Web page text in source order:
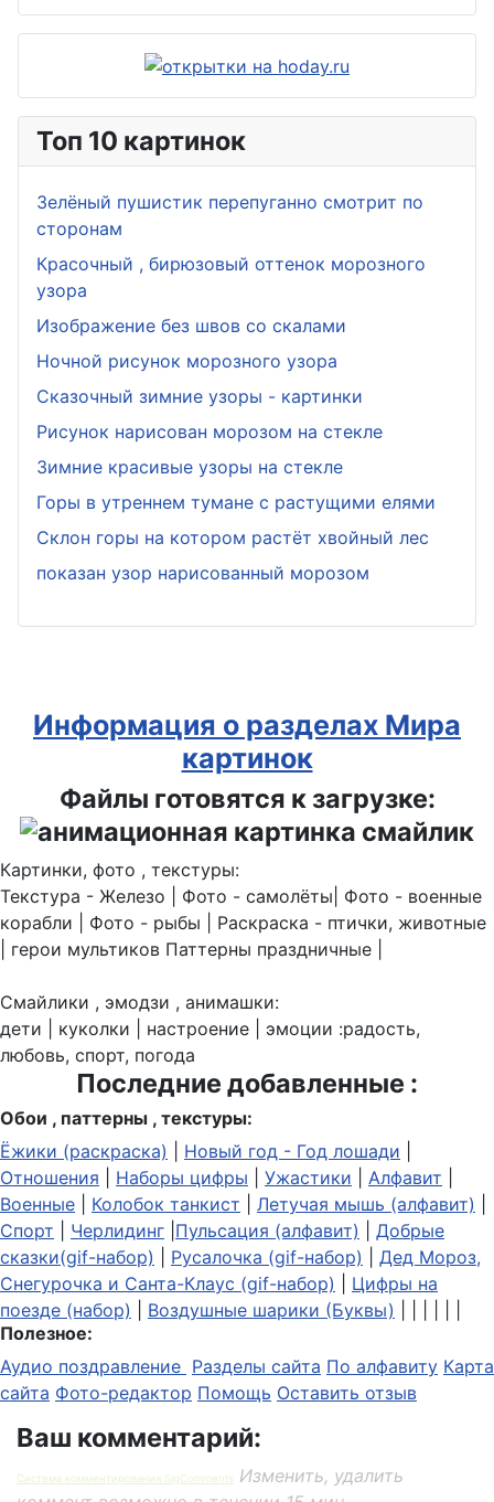
Топ 10 картинок
Зелёный пушистик перепуганно смотрит по
сторонам
Красочный , бирюзовый оттенок морозного
узора
Изображение без швов со скалами
Ночной рисунок морозного узора
Сказочный зимние узоры - картинки
Рисунок нарисован морозом на стекле
Зимние красивые узоры на стекле
Горы в утреннем тумане с растущими елями
Склон горы на котором растёт хвойный лес
показан узор нарисованный морозом
Информация о разделах Мира
картинок
Файлы готовятся к загрузке:
Картинки, фото , текстуры:
Текстура - Железо | Фото - самолёты| Фото - военные
корабли | Фото - рыбы | Раскраска - птички, животные
| герои мультиков Паттерны праздничные |
Смайлики , эмодзи , анимашки:
дети | куколки | настроение | эмоции :радость,
любовь, спорт, погода
Последние добавленные :
Обои , паттерны , текстуры:
Ёжики (раскраска)
Новый год - Год лошади
Отношения
Наборы цифры Ужастики Алфавит
Военные
Колобок танкист Летучая мышь (алфавит)
Спорт
Черлидинг Пульсация (алфавит)
Добрые
сказки(gif-набор)
Русалочка (gif-набор)
Дед Мороз,
Снегурочка и Санта-Клаус (gif-набор)
Цифры на
поезде (набор)
Воздушные шарики (Буквы)
Полезное:
Аудио поздравление Разделы сайта По алфавиту Карта
сайта Фото-редактор Помощь Оставить отзыв
Ваш комментарий:
Система комментирования SigComments
Изменить, удалить